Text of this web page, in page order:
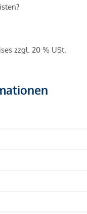
zzgl. 20 % USt.